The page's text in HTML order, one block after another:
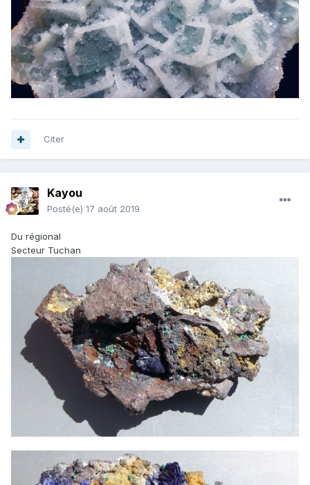
Citer
Kayou
Posté(e) 17 août 2019
Du régional
Secteur Tuchan